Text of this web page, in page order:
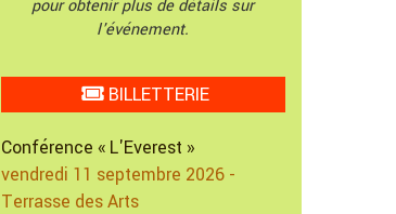
pour obtenir plus de détails sur
l'événement.
BILLETTERIE
Conférence « L'Everest »
vendredi 11 septembre 2026 -
Terrasse des Arts